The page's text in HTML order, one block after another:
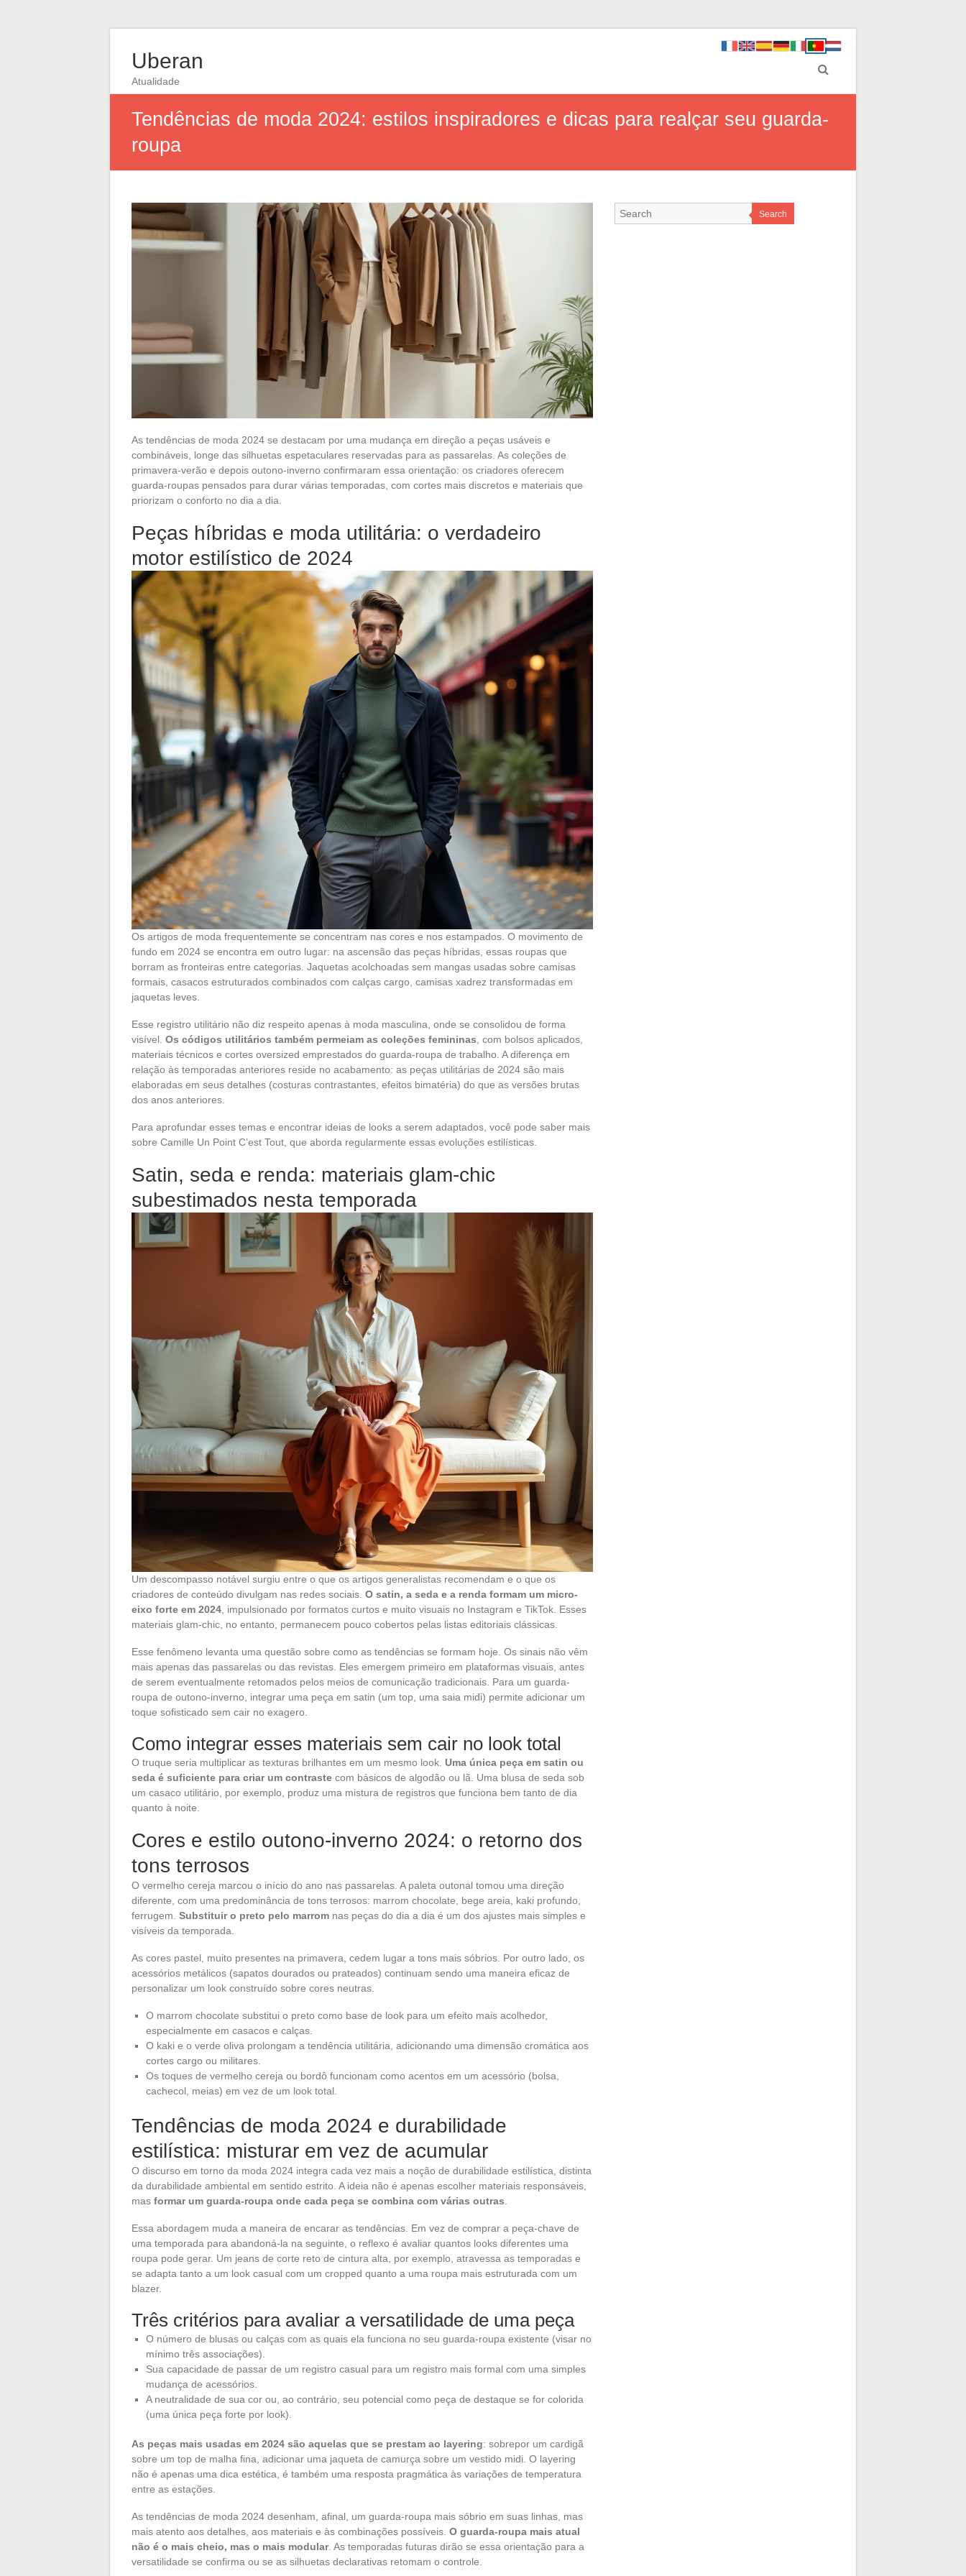
Uberan
Atualidade
Tendências de moda 2024: estilos inspiradores e dicas para realçar seu guarda-
roupa
As tendências de moda 2024 se destacam por uma mudança em direção a peças usáveis e
combináveis, longe das silhuetas espetaculares reservadas para as passarelas. As coleções de
primavera-verão e depois outono-inverno confirmaram essa orientação: os criadores oferecem
guarda-roupas pensados para durar várias temporadas, com cortes mais discretos e materiais que
priorizam o conforto no dia a dia.
Peças híbridas e moda utilitária: o verdadeiro
motor estilístico de 2024
Os artigos de moda frequentemente se concentram nas cores e nos estampados. O movimento de
fundo em 2024 se encontra em outro lugar: na ascensão das peças híbridas, essas roupas que
borram as fronteiras entre categorias. Jaquetas acolchoadas sem mangas usadas sobre camisas
formais, casacos estruturados combinados com calças cargo, camisas xadrez transformadas em
jaquetas leves.
Esse registro utilitário não diz respeito apenas à moda masculina, onde se consolidou de forma
visível. Os códigos utilitários também permeiam as coleções femininas, com bolsos aplicados,
materiais técnicos e cortes oversized emprestados do guarda-roupa de trabalho. A diferença em
relação às temporadas anteriores reside no acabamento: as peças utilitárias de 2024 são mais
elaboradas em seus detalhes (costuras contrastantes, efeitos bimatéria) do que as versões brutas
dos anos anteriores.
Para aprofundar esses temas e encontrar ideias de looks a serem adaptados, você pode saber mais
sobre Camille Un Point C’est Tout, que aborda regularmente essas evoluções estilísticas.
Satin, seda e renda: materiais glam-chic
subestimados nesta temporada
Um descompasso notável surgiu entre o que os artigos generalistas recomendam e o que os
criadores de conteúdo divulgam nas redes sociais. O satin, a seda e a renda formam um micro-
eixo forte em 2024 , impulsionado por formatos curtos e muito visuais no Instagram e TikTok. Esses
materiais glam-chic, no entanto, permanecem pouco cobertos pelas listas editoriais clássicas.
Esse fenômeno levanta uma questão sobre como as tendências se formam hoje. Os sinais não vêm
mais apenas das passarelas ou das revistas. Eles emergem primeiro em plataformas visuais, antes
de serem eventualmente retomados pelos meios de comunicação tradicionais. Para um guarda-
roupa de outono-inverno, integrar uma peça em satin (um top, uma saia midi) permite adicionar um
toque sofisticado sem cair no exagero.
Como integrar esses materiais sem cair no look total
O truque seria multiplicar as texturas brilhantes em um mesmo look. Uma única peça em satin ou
seda é suficiente para criar um contraste com básicos de algodão ou lã. Uma blusa de seda sob
um casaco utilitário, por exemplo, produz uma mistura de registros que funciona bem tanto de dia
quanto à noite.
Cores e estilo outono-inverno 2024: o retorno dos
tons terrosos
O vermelho cereja marcou o início do ano nas passarelas. A paleta outonal tomou uma direção
diferente, com uma predominância de tons terrosos: marrom chocolate, bege areia, kaki profundo,
ferrugem. Substituir o preto pelo marrom nas peças do dia a dia é um dos ajustes mais simples e
visíveis da temporada.
As cores pastel, muito presentes na primavera, cedem lugar a tons mais sóbrios. Por outro lado, os
acessórios metálicos (sapatos dourados ou prateados) continuam sendo uma maneira eficaz de
personalizar um look construído sobre cores neutras.
O marrom chocolate substitui o preto como base de look para um efeito mais acolhedor,
especialmente em casacos e calças.
O kaki e o verde oliva prolongam a tendência utilitária, adicionando uma dimensão cromática aos
cortes cargo ou militares.
Os toques de vermelho cereja ou bordô funcionam como acentos em um acessório (bolsa,
cachecol, meias) em vez de um look total.
Tendências de moda 2024 e durabilidade
estilística: misturar em vez de acumular
O discurso em torno da moda 2024 integra cada vez mais a noção de durabilidade estilística, distinta
da durabilidade ambiental em sentido estrito. A ideia não é apenas escolher materiais responsáveis,
mas formar um guarda-roupa onde cada peça se combina com várias outras
Essa abordagem muda a maneira de encarar as tendências. Em vez de comprar a peça-chave de
uma temporada para abandoná-la na seguinte, o reflexo é avaliar quantos looks diferentes uma
roupa pode gerar. Um jeans de corte reto de cintura alta, por exemplo, atravessa as temporadas e
se adapta tanto a um look casual com um cropped quanto a uma roupa mais estruturada com um
blazer.
Três critérios para avaliar a versatilidade de uma peça
O número de blusas ou calças com as quais ela funciona no seu guarda-roupa existente (visar no
mínimo três associações).
Sua capacidade de passar de um registro casual para um registro mais formal com uma simples
mudança de acessórios.
A neutralidade de sua cor ou, ao contrário, seu potencial como peça de destaque se for colorida
(uma única peça forte por look).
As peças mais usadas em 2024 são aquelas que se prestam ao layering: sobrepor um cardigã
sobre um top de malha fina, adicionar uma jaqueta de camurça sobre um vestido midi. O layering
não é apenas uma dica estética, é também uma resposta pragmática às variações de temperatura
entre as estações.
As tendências de moda 2024 desenham, afinal, um guarda-roupa mais sóbrio em suas linhas, mas
mais atento aos detalhes, aos materiais e às combinações possíveis. O guarda-roupa mais atual
não é o mais cheio, mas o mais modular. As temporadas futuras dirão se essa orientação para a
versatilidade se confirma ou se as silhuetas declarativas retomam o controle.
Search